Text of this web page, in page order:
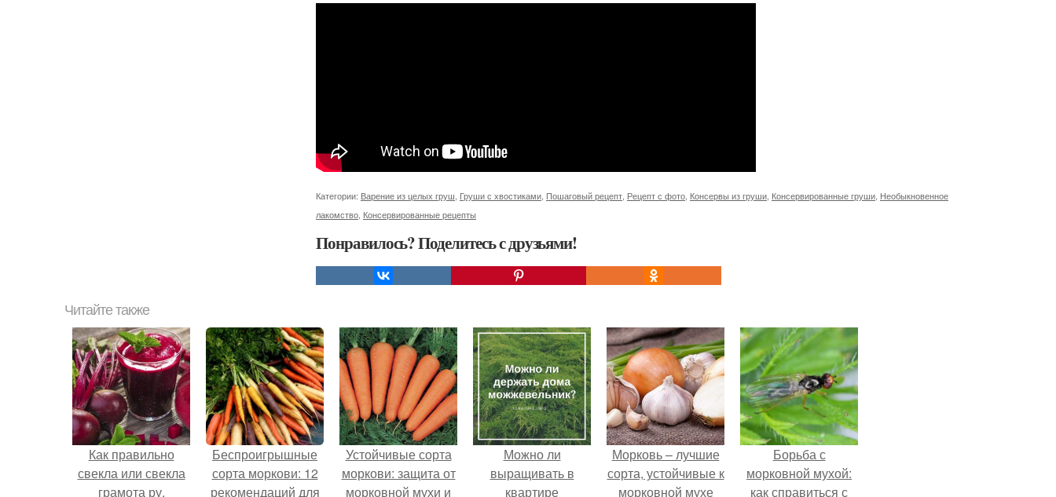
Категории: Варение из целых груш Груши с хвостиками Пошаговый рецепт Рецепт с фото Консервы из груши Консервированные груши Необыкновенное
лакомство Консервированные рецепты
Понравилось? Поделитесь с друзьями!
Читайте также
Как правильно
свекла или свекла
грамота ру.
Беспроигрышные
сорта моркови: 12
рекомендаций для
Устойчивые сорта
моркови: защита от
морковной мухи и
Можно ли
выращивать в
квартире
Морковь – лучшие
сорта, устойчивые к
морковной мухе
Борьба с
морковной мухой:
как справиться с